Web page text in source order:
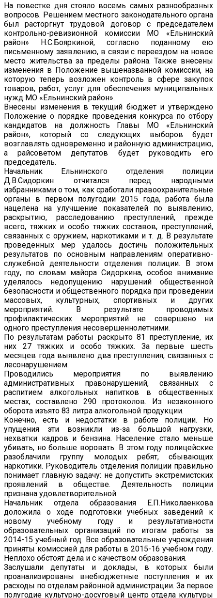
На повестке дня стояло восемь самых разнообразных
вопросов. Решением местного законодательного органа
был расторгнут трудовой договор с председателем
контрольно-ревизионной комиссии МО «Ельнинский
район» Н.С.Бояркиной, согласно поданному ею
письменному заявлению, в связи с переездом на новое
место жительства за пределы района. Также внесены
изменения в Положение вышеназванной комиссии, на
которую теперь возложен контроль в сфере закупок
товаров, работ, услуг для обеспечения муниципальных
нужд МО «Ельнинский район».
Внесены изменения в текущий бюджет и утверждено
Положение о порядке проведения конкурса по отбору
кандидатов на должность Главы МО «Ельнинский
район», который со следующих выборов будет
возглавлять одновременно и районную администрацию,
а райсоветом депутатов будет руководить его
председатель.
Начальник Ельнинского отделения полиции
Д.В.Сидоркин отчитался перед народными
избранниками о том, как сработали правоохранительные
органы в первом полугодии 2015 года, работа была
нацелена на улучшение показателей по выявлению,
раскрытию, расследованию преступлений, прежде
всего, тяжких и особо тяжких составов, преступлений,
связанных с оружием, наркотиками и т. д. В результате
проведенных мер удалось достичь положительных
результатов по основным направлениям оперативно-
служебной деятельности отделения полиции. В этом
году, по словам майора Сидоркина, особое внимание
уделялось недопущению нарушений общественной
безопасности и общественного порядка при проведении
массовых, культурных, спортивных и других
мероприятий. В результате проводимых
профилактических мероприятий не совершено ни
одного преступления несовершеннолетними.
По результатам работы раскрыто 81 преступление, их
них 27 тяжких и особо тяжких. За первые шесть
месяцев года выявлено два преступления, связанных с
лесонарушением.
Проводились мероприятия по выявлению
административных правонарушений, связанных с
распитием алкогольных напитков в общественных
местах, составлено 290 протоколов. Из незаконного
оборота изъято 83 литра алкогольной продукции.
Конечно, есть и недостатки в работе полиции. Но
упущения эти возникли из-за большой нагрузки,
нехватки кадров и бензина. Население стало меньше
убивать, но больше воровать. В этом году полицейские
разоблачили группу молодых ребят, сбывающих
наркотики. Руководитель отделения полиции правильно
понимает главную задачу: не допустить экстремистских
проявлений в обществе. Деятельность полиции
признана удовлетворительной.
Начальник отдела образования Е.П.Николаенкова
доложила о ходе подготовки учебных заведений к
новому учебному году и результативности
образовательных организаций по итогам работы за
2014-15 учебный год. Все образовательные учреждения
приняты комиссией для работы в 2015-16 учебном году.
Неплохо обстоят дела и с качеством образования.
Заслушали депутаты и доклады, в которых были
проанализированы внебюджетные поступления и их
расходы по отделам районной администрации. За первое
полугодие культурно-досуговый центр отдела культуры